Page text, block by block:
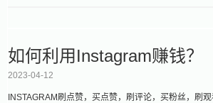
如何利用Instagram赚钱？
2023-04-12
INSTAGRAM刷点赞，买点赞，刷评论，买粉丝，刷